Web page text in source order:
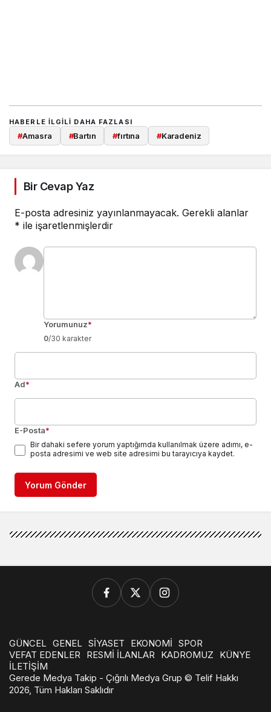
HABERLE ILGILI DAHA FAZLASI
#Amasra #Bartın #fırtına #Karadeniz
Bir Cevap Yaz
E-posta adresiniz yayınlanmayacak. Gerekli alanlar
* ile işaretlenmişlerdir
Yorumunuz*
0/30 karakter
Ad*
E-Posta*
Bir dahaki sefere yorum yaptığımda kullanılmak üzere adımı, e-
posta adresimi ve web site adresimi bu tarayıcıya kaydet.
Yorum Gönder
GÜNCEL GENEL SİYASET EKONOMİ SPOR
VEFAT EDENLER RESMİ İLANLAR KADROMUZ
KÜNYE
İLETİŞİM
Gerede Medya Takip - Çığrılı Medya Grup © Telif Hakkı
2026, Tüm Hakları Saklıdır